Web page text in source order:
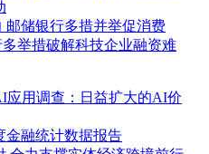
邮储银行多措并举促消费
举措破解科技企业融资难
应用调查：日益扩大的AI价
金融统计数据报告